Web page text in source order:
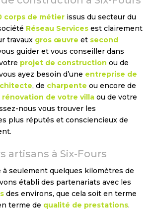
corps de métier issus du secteur du
Réseau Services est clairement
travaux gros œuvre et second
guider et vous conseiller dans
projet de construction ou de
ayez besoin d’une entreprise de
, de charpente ou encore de
rénovation de votre villa ou de votre
nous vous trouver les
plus réputés et consciencieux de
artisans à Six-Fours
seulement quelques kilomètres de
établi des partenariats avec les
des environs, que cela soit en terme
terme de qualité de prestations.